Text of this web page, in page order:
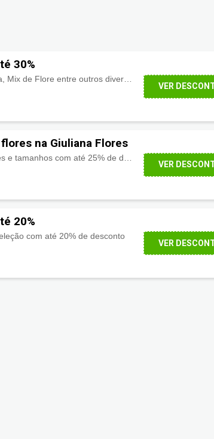
30%
Rosas, Orquídeas, Girassol, Margarida, Mix de Flore entre outros diversos tipos para presentear com desconto de até 30%, confira e aproveite!
VER
na Giuliana Flores
VER
20%
com até 20% de desconto
VER